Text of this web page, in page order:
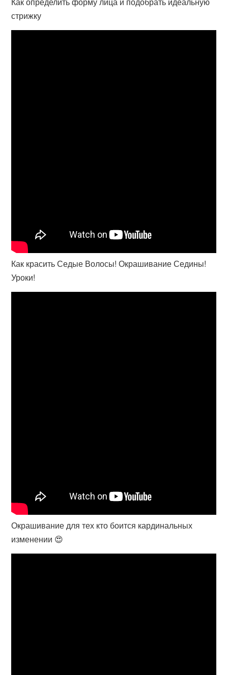
стрижку
Как красить Седые Волосы! Окрашивание Седины!
Уроки!
Окрашивание для тех кто боится кардинальных
изменении 😍